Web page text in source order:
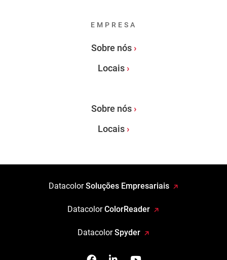
EMPRESA
Sobre nós
Locais
Sobre nós
Locais
DatacolorSoluções Empresariais
DatacolorColorReader
DatacolorSpyder